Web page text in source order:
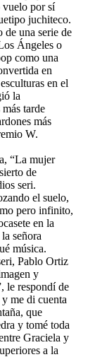
vuelo por sí
juchiteco.
de una serie de
Ángeles o
como una
en
en el
la
tarde
más
W.
“La mujer
de
seri.
el suelo,
pero infinito,
en la
señora
música.
Pablo Ortiz
y
le respondí de
me di cuenta
que
y tomé toda
Graciela y
a la